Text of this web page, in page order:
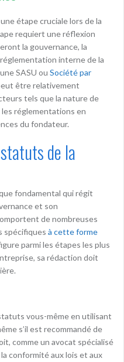
étape cruciale lors de la
requiert une réflexion
la gouvernance, la
interne de la
SASU ou Société par
être relativement
tels que la nature de
réglementations en
du fondateur.
de la
fondamental qui régit
et son
de nombreuses
spécifiques à cette forme
parmi les étapes les plus
sa rédaction doit
vous-même en utilisant
s’il est recommandé de
comme un avocat spécialisé
conformité aux lois et aux